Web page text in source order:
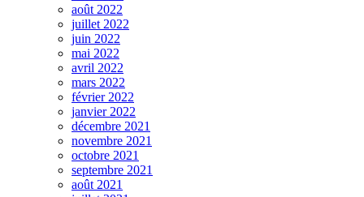
août 2022
juillet 2022
juin 2022
mai 2022
avril 2022
mars 2022
février 2022
janvier 2022
décembre 2021
novembre 2021
octobre 2021
septembre 2021
août 2021